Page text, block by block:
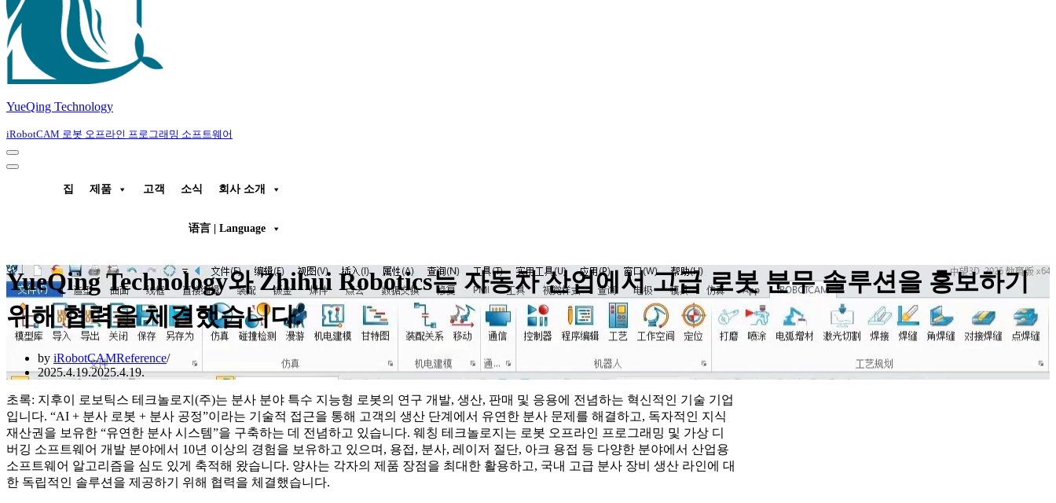
YueQing Technology
iRobotCAM 로봇 오프라인 프로그래밍 소프트웨어
Navigation
Menu
Navigation
집 제품 고객 소식 회사 소개
语言 | Language
YueQing Technology와 Zhihui Robotics는 자동차 산업에서 고급 로봇 분무 솔루션을 홍보하기
위해 협력을 체결했습니다.
by iRobotCAMReference
2025.4.19.2025.4.19.
초록: 지후이 로보틱스 테크놀로지(주)는 분사 분야 특수 지능형 로봇의 연구 개발, 생산, 판매 및 응용에 전념하는 혁신적인 기술 기업
입니다. “AI + 분사 로봇 + 분사 공정”이라는 기술적 접근을 통해 고객의 생산 단계에서 유연한 분사 문제를 해결하고, 독자적인 지식
재산권을 보유한 “유연한 분사 시스템”을 구축하는 데 전념하고 있습니다. 웨칭 테크놀로지는 로봇 오프라인 프로그래밍 및 가상 디
버깅 소프트웨어 개발 분야에서 10년 이상의 경험을 보유하고 있으며, 용접, 분사, 레이저 절단, 아크 용접 등 다양한 분야에서 산업용
소프트웨어 알고리즘을 심도 있게 축적해 왔습니다. 양사는 각자의 제품 장점을 최대한 활용하고, 국내 고급 분사 장비 생산 라인에 대
한 독립적인 솔루션을 제공하기 위해 협력을 체결했습니다.